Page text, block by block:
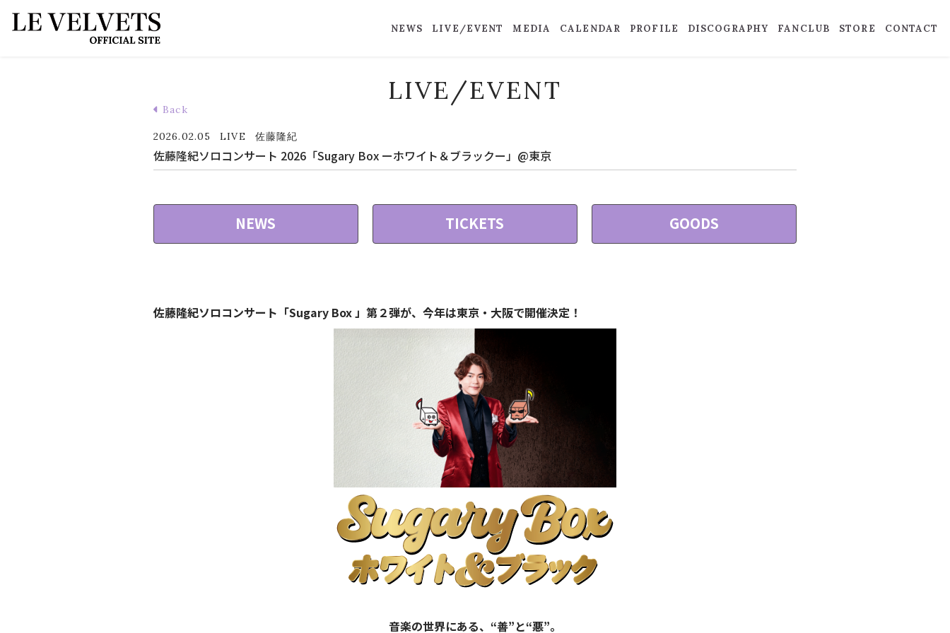
NEWS LIVE/EVENT MEDIA CALENDAR PROFILE DISCOGRAPHY FANCLUB STORE CONTACT
LIVE/EVENT
Back
2026.02.05 LIVE 佐藤隆紀
佐藤隆紀ソロコンサート 2026「Sugary Box ーホワイト＆ブラックー」@東京
NEWS TICKETS GOODS
佐藤隆紀ソロコンサート「Sugary Box 」第２弾が、今年は東京・大阪で開催決定！
音楽の世界にある、“善”と“悪”。